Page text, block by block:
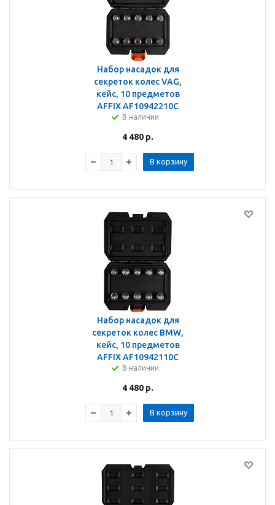
Набор насадок для
секреток колес VAG,
кейс, 10 предметов
AFFIX AF10942210C
В наличии
4 480 р.
В корзину
Набор насадок для
секреток колес BMW,
кейс, 10 предметов
AFFIX AF10942110C
В наличии
4 480 р.
В корзину